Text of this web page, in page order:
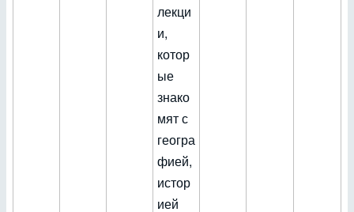
лекци
и,
котор
ые
знако
мят с
геогра
фией,
истор
ией